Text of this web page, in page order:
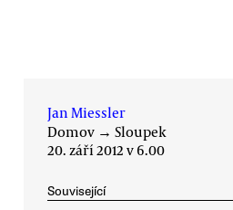
Jan Miessler
Domov → Sloupek
20. září 2012 v 6.00
Související